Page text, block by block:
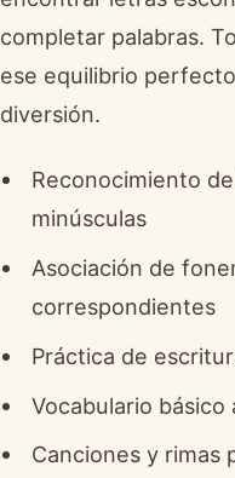
completar palabras.
ese equilibrio
diversión.
Reconocimiento
minúsculas
Asociación de
correspondientes
Práctica de
Vocabulario básico
Canciones y rimas